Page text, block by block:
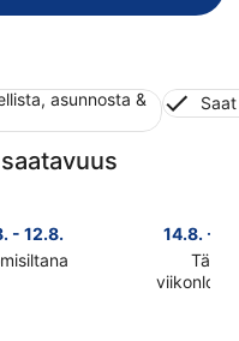
asunnosta &
- 12.8.
14.8. -
Tänä